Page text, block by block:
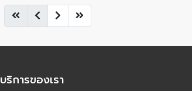
บริการของเรา